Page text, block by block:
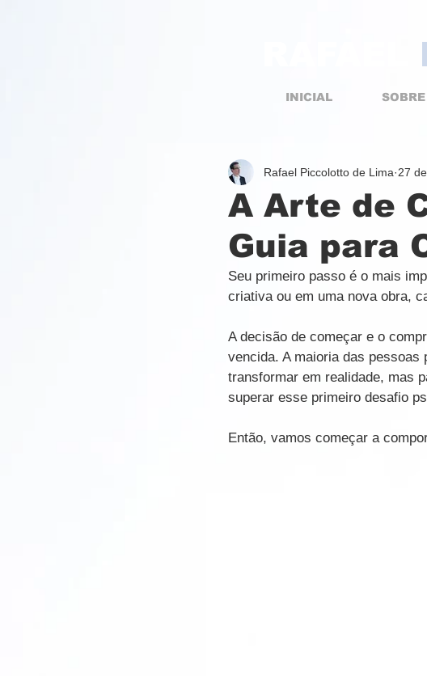
INICIAL SOBRE
A Arte de
Guia para
Rafael Piccolotto de Lima 27
Seu primeiro passo é o mais
criativa ou em uma nova obra,
A decisão de começar e o
vencida. A maioria das pessoas
transformar em realidade, mas
superar esse primeiro desafio
Então, vamos começar a